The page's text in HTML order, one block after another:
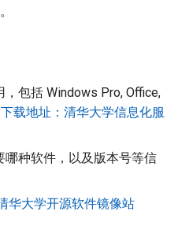
包括 Windows Pro, Office,
下载地址：清华大学信息化服
种软件，以及版本号等信
华大学开源软件镜像站